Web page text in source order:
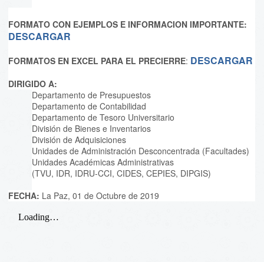
FORMATO CON EJEMPLOS E INFORMACION IMPORTANTE:
DESCARGAR
FORMATOS EN EXCEL PARA EL PRECIERRE: DESCARGAR
DIRIGIDO A:
Departamento de Presupuestos
Departamento de Contabilidad
Departamento de Tesoro Universitario
División de Bienes e Inventarios
División de Adquisiciones
Unidades de Administración Desconcentrada (Facultades)
Unidades Académicas Administrativas
(TVU, IDR, IDRU-CCI, CIDES, CEPIES, DIPGIS)
FECHA: La Paz, 01 de Octubre de 2019